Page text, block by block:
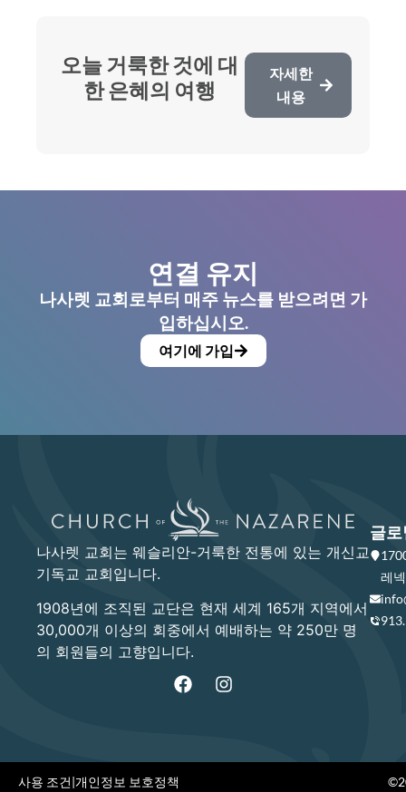
오늘 거룩한 것에 대
한 은혜의 여행
자세한
내용
연결 유지
나사렛 교회로부터 매주 뉴스를 받으려면 가
입하십시오.
여기에 가입
나사렛 교회는 웨슬리안-거룩한 전통에 있는 개신교
기독교 교회입니다.
1908년에 조직된 교단은 현재 세계 165개 지역에서
30,000개 이상의 회중에서 예배하는 약 250만 명
의 회원들의 고향입니다.
글로
레
사용 조건 개인정보 보호정책